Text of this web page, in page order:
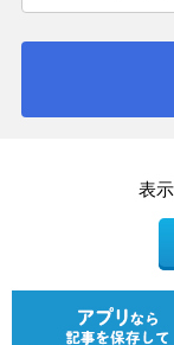
表示